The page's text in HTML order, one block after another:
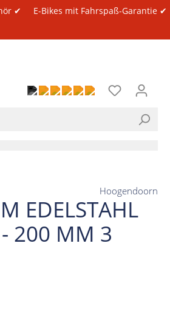
✔
E-Bikes mit Fahrspaß-Garantie ✔
EDELSTAHL
200 MM 3
Hoogendoorn